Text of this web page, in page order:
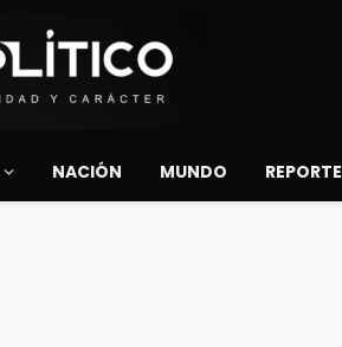
NACIÓN MUNDO REPORTE